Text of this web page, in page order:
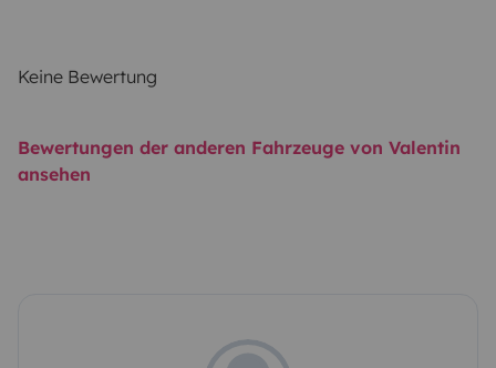
Keine Bewertung
Bewertungen der anderen Fahrzeuge von Valentin
ansehen